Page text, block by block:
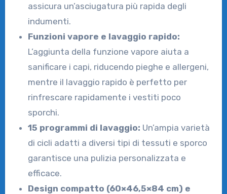
assicura un’asciugatura più rapida degli
indumenti.
Funzioni vapore e lavaggio rapido:
L’aggiunta della funzione vapore aiuta a
sanificare i capi, riducendo pieghe e allergeni,
mentre il lavaggio rapido è perfetto per
rinfrescare rapidamente i vestiti poco
sporchi.
15 programmi di lavaggio: Un’ampia varietà
di cicli adatti a diversi tipi di tessuti e sporco
garantisce una pulizia personalizzata e
efficace.
Design compatto (60×46,5×84 cm) e